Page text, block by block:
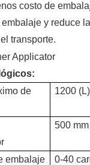
costo de
y reduce
transporte.
de
1200
500 mm
embalaje
0-40